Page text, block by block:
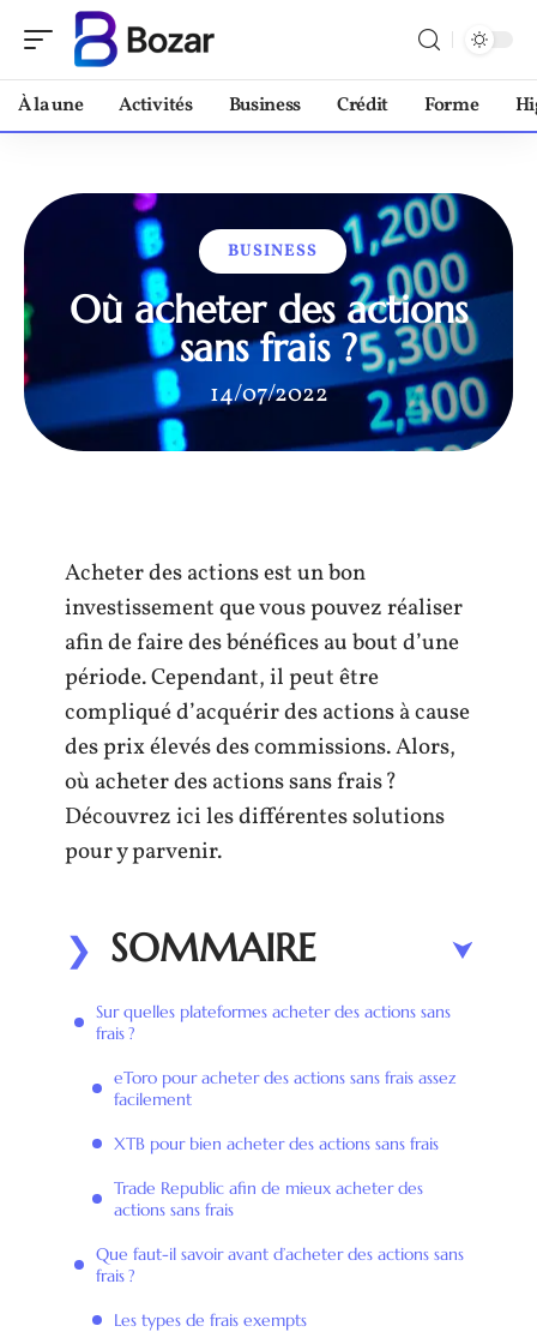
À la une Activités Business Crédit Forme
BUSINESS
Où acheter des actions
sans frais ?
14/07/2022
Acheter des actions est un bon
investissement que vous pouvez réaliser
afin de faire des bénéfices au bout d’une
période. Cependant, il peut être
compliqué d’acquérir des actions à cause
des prix élevés des commissions. Alors,
où acheter des actions sans frais ?
Découvrez ici les différentes solutions
pour y parvenir.
SOMMAIRE
Sur quelles plateformes acheter des actions sans
frais ?
eToro pour acheter des actions sans frais assez
facilement
XTB pour bien acheter des actions sans frais
Trade Republic afin de mieux acheter des
actions sans frais
Que faut-il savoir avant d’acheter des actions sans
frais ?
Les types de frais exempts